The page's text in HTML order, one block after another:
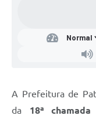
A Prefeitura de
da 18ª